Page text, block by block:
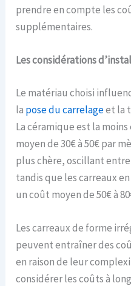
prendre en compte les
supplémentaires.
Les considérations d’
Le matériau choisi
la pose du carrelageet la
La céramique est la
moyen de 30€ à 50€ par
plus chère, oscillant
tandis que les carreaux
un coût moyen de 50€ à
Les carreaux de forme
peuvent entraîner des
en raison de leur
considérer les coûts à